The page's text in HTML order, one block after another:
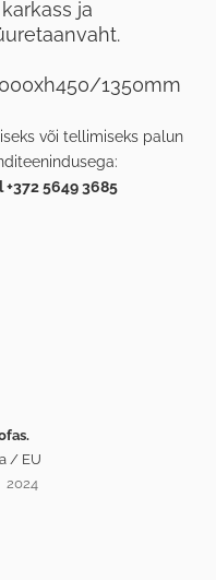
ja
1350mm
või tellimiseks palun
5649 3685
/ EU
2024